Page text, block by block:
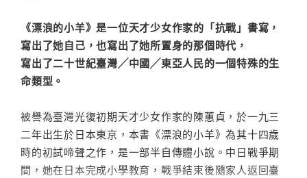
《漂浪的小羊》是一位天才少女作家的「抗戰」書寫，
寫出了她自己，也寫出了她所置身的那個時代，
寫出了二十世紀臺灣╱中國╱東亞人民的一個特殊的生
命類型。
被譽為臺灣光復初期天才少女作家的陳蕙貞，於一九三
二年出生於日本東京，本書《漂浪的小羊》為其十四歲
時的初試啼聲之作，是一部半自傳體小說。中日戰爭期
間，她在日本完成小學教育，戰爭結束後隨家人返回臺